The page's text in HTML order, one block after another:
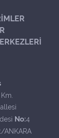
No:4
ANKARA